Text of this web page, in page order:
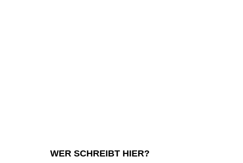
WER SCHREIBT HIER?